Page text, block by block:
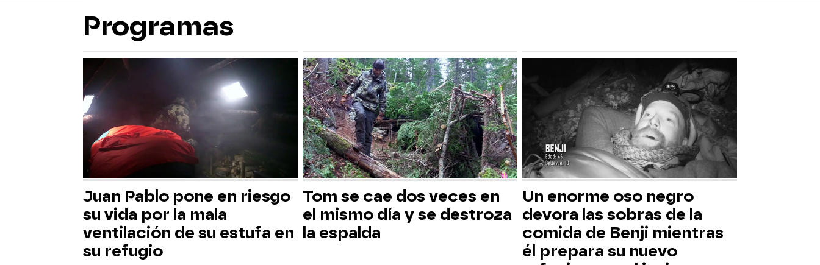
Programas
Juan Pablo pone en riesgo
su vida por la mala
ventilación de su estufa en
su refugio
Tom se cae dos veces en
el mismo día y se destroza
la espalda
Un enorme oso negro
devora las sobras de la
comida de Benji mientras
él prepara su nuevo